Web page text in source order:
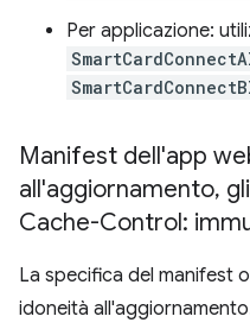
Per applicazione:
Manifest dell'app
all'aggiornamento,
Cache-Control:
La specifica del manifest
idoneità